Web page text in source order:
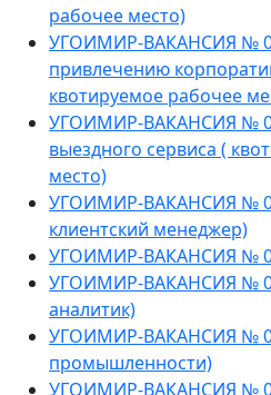
рабочее место)
УГОИМИР-ВАКАНСИЯ №
привлечению
квотируемое рабочее
УГОИМИР-ВАКАНСИЯ №
выездного сервиса (
место)
УГОИМИР-ВАКАНСИЯ №
клиентский менеджер)
УГОИМИР-ВАКАНСИЯ №
УГОИМИР-ВАКАНСИЯ №
аналитик)
УГОИМИР-ВАКАНСИЯ №
промышленности)
УГОИМИР-ВАКАНСИЯ №